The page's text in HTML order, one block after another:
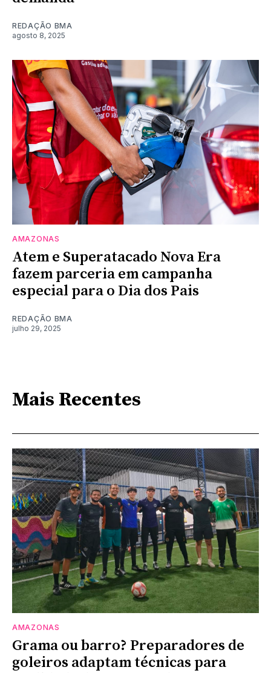
REDAÇÃO BMA
agosto 8, 2025
AMAZONAS
Atem e Superatacado Nova Era
fazem parceria em campanha
especial para o Dia dos Pais
REDAÇÃO BMA
julho 29, 2025
Mais Recentes
AMAZONAS
Grama ou barro? Preparadores de
goleiros adaptam técnicas para